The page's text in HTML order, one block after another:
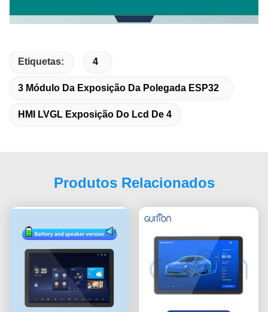
Etiquetas: 4
3 Módulo Da Exposição Da Polegada ESP32
HMI LVGL Exposição Do Lcd De 4
Produtos Relacionados